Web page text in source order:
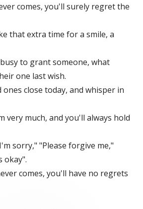
comes, you'll surely regret the
that extra time for a smile, a
to grant someone, what
one last wish.
close today, and whisper in
very much, and you'll always hold
sorry," "Please forgive me,"
okay".
comes, you'll have no regrets